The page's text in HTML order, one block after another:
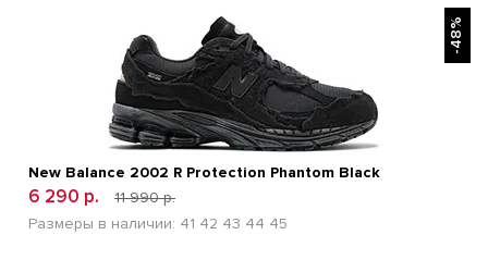
-48%
New Balance 2002 R Protection Phantom Black
6 290 р.
11 990 р.
Размеры в наличии: 41 42 43 44 45